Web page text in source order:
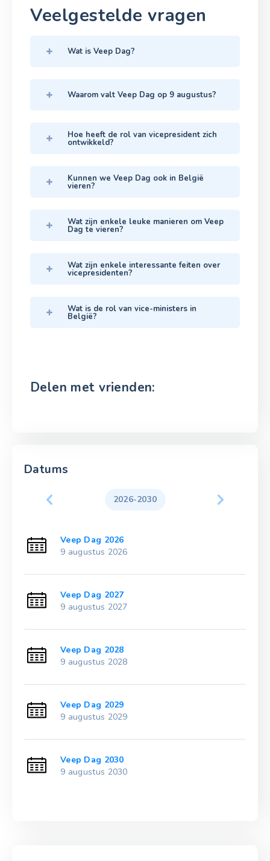
Veelgestelde vragen
Wat is Veep Dag?
Waarom valt Veep Dag op 9 augustus?
Hoe heeft de rol van vicepresident zich
ontwikkeld?
Kunnen we Veep Dag ook in België
vieren?
Wat zijn enkele leuke manieren om Veep
Dag te vieren?
Wat zijn enkele interessante feiten over
vicepresidenten?
Wat is de rol van vice-ministers in
België?
Delen met vrienden:
Datums
2026-2030
Veep Dag 2026
9 augustus 2026
Veep Dag 2027
9 augustus 2027
Veep Dag 2028
9 augustus 2028
Veep Dag 2029
9 augustus 2029
Veep Dag 2030
9 augustus 2030